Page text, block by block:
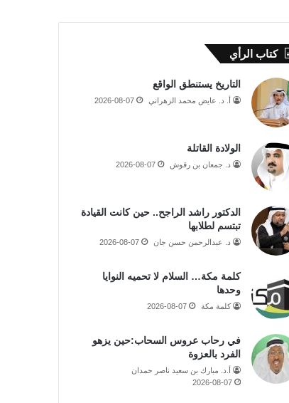
كتاب الرأي
التاريخ يستنطق الواقع
أ. د. عايض محمد الزهراني 2026-08-07
الولادة القاتلة
د. جمعان بن رقوش 2026-08-07
الدكتور راشد الراجح.. حين كانت القيادة
تبتسم لطلابها
د. عبدالرحمن حسن جان 2026-08-07
كلمة مكة… السلام لا تحميه النوايا
وحدها
كلمة مكة 2026-08-07
في رحاب عروس السحاب:حين يزهو
الفرد بالعزوة
أ.د. مبارك بن سعيد ناصر حمدان
2026-08-07